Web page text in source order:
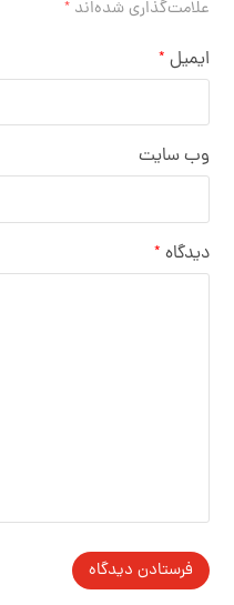
علامت‌گذاری شده‌اند*
ایمیل *
وب‌ سایت
دیدگاه *